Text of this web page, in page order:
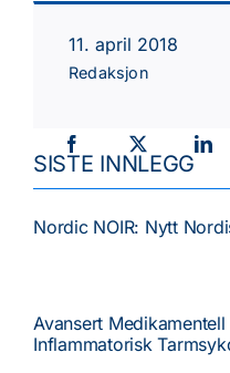
Kurs/Møter
11. april 2018
Redaksjon
SISTE INNLEGG
Nordic NOIR: Nytt
Avansert
Inflammatorisk